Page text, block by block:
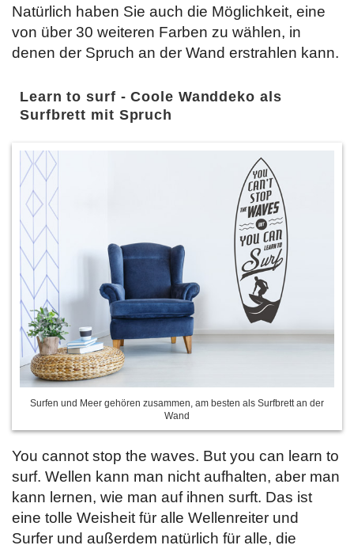
Natürlich haben Sie auch die Möglichkeit, eine
von über 30 weiteren Farben zu wählen, in
denen der Spruch an der Wand erstrahlen kann.
Learn to surf - Coole Wanddeko als
Surfbrett mit Spruch
Surfen und Meer gehören zusammen, am besten als Surfbrett an der
Wand
You cannot stop the waves. But you can learn to
surf. Wellen kann man nicht aufhalten, aber man
kann lernen, wie man auf ihnen surft. Das ist
eine tolle Weisheit für alle Wellenreiter und
Surfer und außerdem natürlich für alle, die